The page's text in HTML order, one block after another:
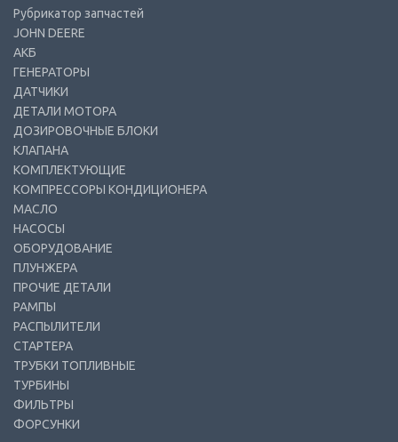
Рубрикатор запчастей
JOHN DEERE
АКБ
ГЕНЕРАТОРЫ
ДАТЧИКИ
ДЕТАЛИ МОТОРА
ДОЗИРОВОЧНЫЕ БЛОКИ
КЛАПАНА
КОМПЛЕКТУЮЩИЕ
КОМПРЕССОРЫ КОНДИЦИОНЕРА
МАСЛО
НАСОСЫ
ОБОРУДОВАНИЕ
ПЛУНЖЕРА
ПРОЧИЕ ДЕТАЛИ
РАМПЫ
РАСПЫЛИТЕЛИ
СТАРТЕРА
ТРУБКИ ТОПЛИВНЫЕ
ТУРБИНЫ
ФИЛЬТРЫ
ФОРСУНКИ